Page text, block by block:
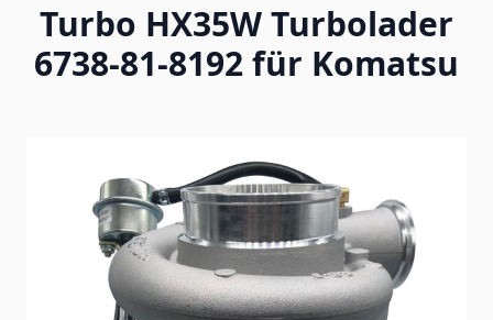
Turbo HX35W Turbolader
6738-81-8192 für Komatsu